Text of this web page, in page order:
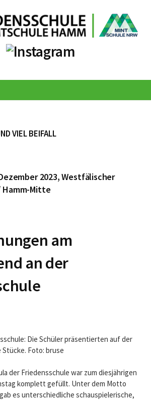
VIEL BEIFALL
2023, Westfälischer
Hamm-Mitte
am
an der
Die Schüler präsentierten auf der
Foto: bruse
der Friedensschule war zum diesjährigen
komplett gefüllt. Unter dem Motto
es unterschiedliche schauspielerische,